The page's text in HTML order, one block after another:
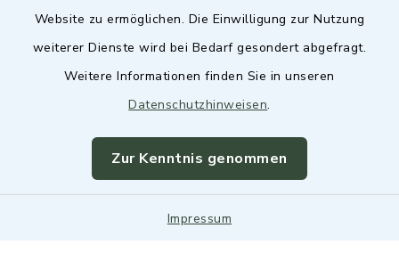
Website zu ermöglichen. Die Einwilligung zur Nutzung
weiterer Dienste wird bei Bedarf gesondert abgefragt.
Weitere Informationen finden Sie in unseren
Datenschutzhinweisen.
Zur Kenntnis genommen
Impressum
Barrierefreiheit
Impressum
Sitemap